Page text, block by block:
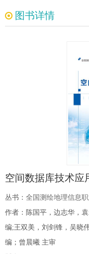
图书详情
空间数据库技术应
丛书： 全国测绘地理信息
作者：陈国平，边志华，
编;王双美，刘剑锋，吴晓
编；曾晨曦 主审